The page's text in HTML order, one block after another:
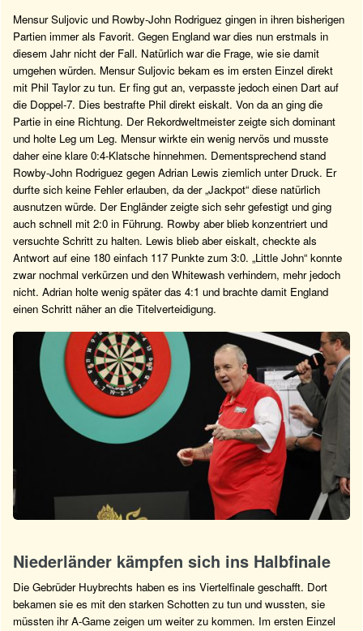
Mensur Suljovic und Rowby-John Rodriguez gingen in ihren bisherigen
Partien immer als Favorit. Gegen England war dies nun erstmals in
diesem Jahr nicht der Fall. Natürlich war die Frage, wie sie damit
umgehen würden. Mensur Suljovic bekam es im ersten Einzel direkt
mit Phil Taylor zu tun. Er fing gut an, verpasste jedoch einen Dart auf
die Doppel-7. Dies bestrafte Phil direkt eiskalt. Von da an ging die
Partie in eine Richtung. Der Rekordweltmeister zeigte sich dominant
und holte Leg um Leg. Mensur wirkte ein wenig nervös und musste
daher eine klare 0:4-Klatsche hinnehmen. Dementsprechend stand
Rowby-John Rodriguez gegen Adrian Lewis ziemlich unter Druck. Er
durfte sich keine Fehler erlauben, da der „Jackpot“ diese natürlich
ausnutzen würde. Der Engländer zeigte sich sehr gefestigt und ging
auch schnell mit 2:0 in Führung. Rowby aber blieb konzentriert und
versuchte Schritt zu halten. Lewis blieb aber eiskalt, checkte als
Antwort auf eine 180 einfach 117 Punkte zum 3:0. „Little John“ konnte
zwar nochmal verkürzen und den Whitewash verhindern, mehr jedoch
nicht. Adrian holte wenig später das 4:1 und brachte damit England
einen Schritt näher an die Titelverteidigung.
Niederländer kämpfen sich ins Halbfinale
Die Gebrüder Huybrechts haben es ins Viertelfinale geschafft. Dort
bekamen sie es mit den starken Schotten zu tun und wussten, sie
müssten ihr A-Game zeigen um weiter zu kommen. Im ersten Einzel